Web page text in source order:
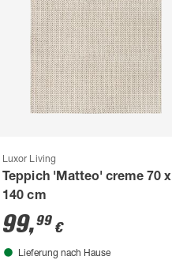
Luxor Living
Teppich 'Matteo' creme 70 x
140 cm
99,99 €
Lieferung nach Hause